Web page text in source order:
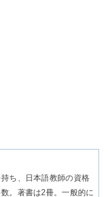
ち、日本語教師の資格
。著書は2冊。一般的に